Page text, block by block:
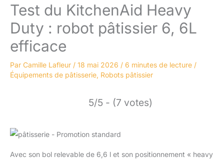
Test du KitchenAid Heavy
Duty : robot pâtissier 6, 6L
efficace
Par Camille Lafleur / 18 mai 2026 / 6 minutes de lecture /
Équipements de pâtisserie, Robots pâtissier
5/5 - (7 votes)
Avec son bol relevable de 6,6 l et son positionnement « heavy